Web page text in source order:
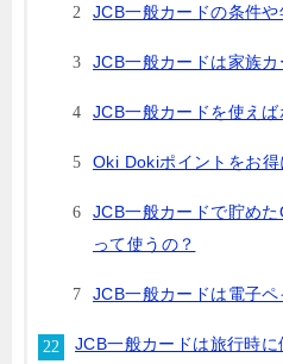
JCB一般カードの条件
JCB一般カードは家族
JCB一般カードを使えば
Oki Dokiポイントをお得
JCB一般カードで貯め
って使うの？
JCB一般カードは電子ペ
JCB一般カードは旅行時